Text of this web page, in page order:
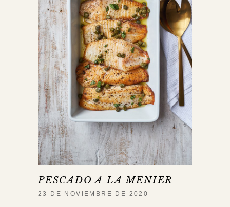
PESCADO A LA MENIER
23 DE NOVIEMBRE DE 2020